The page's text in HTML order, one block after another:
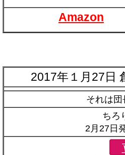
Amazon
2017年１月27日
それは
ちろ
2月27日